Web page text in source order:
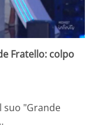
Fratello: colpo
suo "Grande